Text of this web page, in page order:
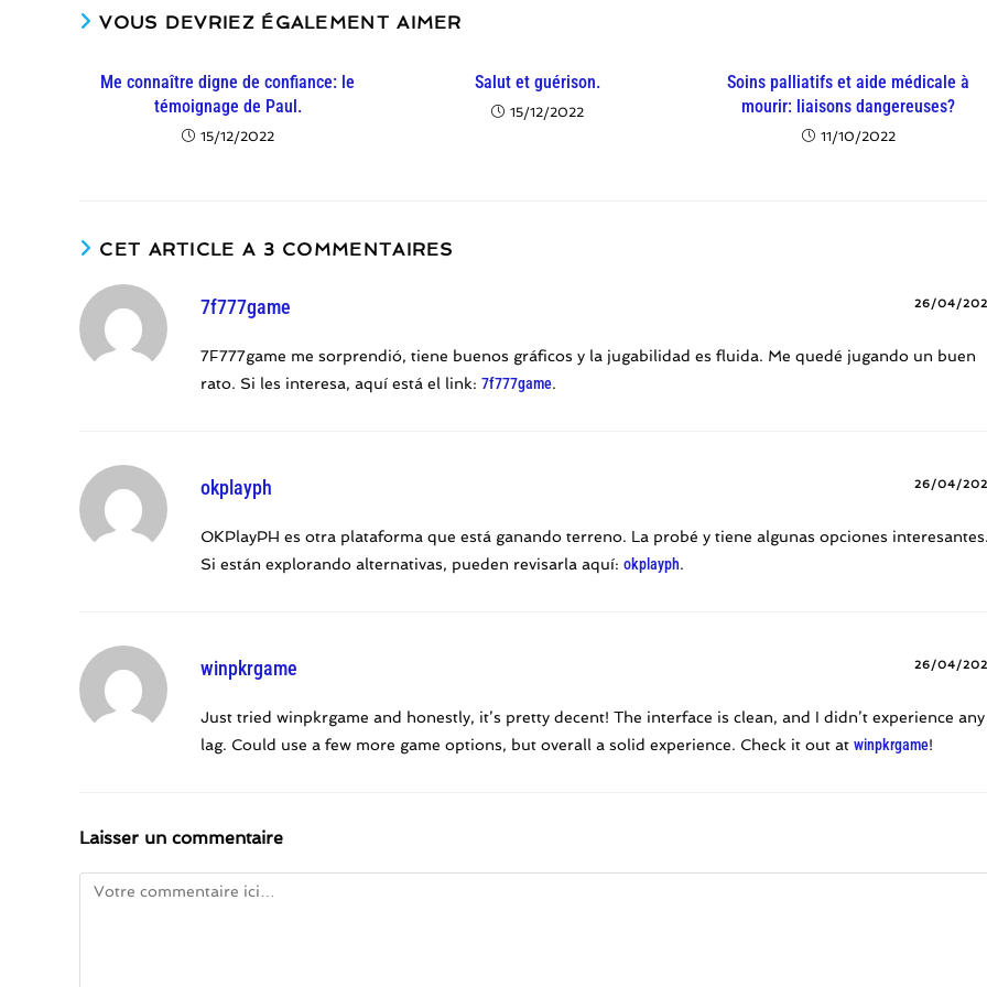
VOUS DEVRIEZ ÉGALEMENT AIMER
Me connaître digne de confiance: le
témoignage de Paul.
15/12/2022
Salut et guérison.
15/12/2022
Soins palliatifs et aide médicale à
mourir: liaisons dangereuses?
11/10/2022
CET ARTICLE A 3 COMMENTAIRES
7f777game 26/04/
7F777game me sorprendió, tiene buenos gráficos y la jugabilidad es fluida. Me quedé jugando un buen
rato. Si les interesa, aquí está el link: 7f777game.
okplayph 26/04/
OKPlayPH es otra plataforma que está ganando terreno. La probé y tiene algunas opciones
Si están explorando alternativas, pueden revisarla aquí: okplayph.
winpkrgame 26/04/
Just tried winpkrgame and honestly, it’s pretty decent! The interface is clean, and I didn’t experience any
lag. Could use a few more game options, but overall a solid experience. Check it out at winpkrgame!
Laisser un commentaire